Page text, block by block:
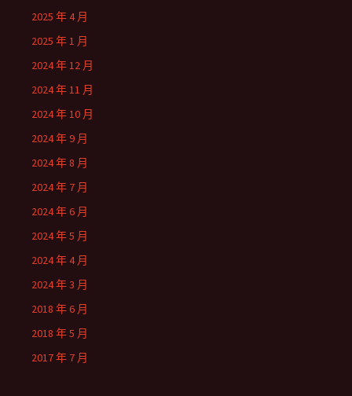
2025 年 4 月
2025 年 1 月
2024 年 12 月
2024 年 11 月
2024 年 10 月
2024 年 9 月
2024 年 8 月
2024 年 7 月
2024 年 6 月
2024 年 5 月
2024 年 4 月
2024 年 3 月
2018 年 6 月
2018 年 5 月
2017 年 7 月